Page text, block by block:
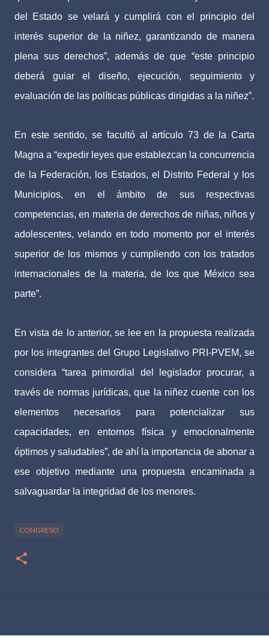
del Estado se velará y cumplirá con el principio del
interés superior de la niñez, garantizando de manera
plena sus derechos”, además de que “este principio
deberá guiar el diseño, ejecución, seguimiento y
evaluación de las políticas públicas dirigidas a la niñez”.
En este sentido, se facultó al artículo 73 de la Carta
Magna a “expedir leyes que establezcan la concurrencia
de la Federación, los Estados, el Distrito Federal y los
Municipios, en el ámbito de sus respectivas
competencias, en materia de derechos de niñas, niños y
adolescentes, velando en todo momento por el interés
superior de los mismos y cumpliendo con los tratados
internacionales de la materia, de los que México sea
parte”.
En vista de lo anterior, se lee en la propuesta realizada
por los integrantes del Grupo Legislativo PRI-PVEM, se
considera “tarea primordial del legislador procurar, a
través de normas jurídicas, que la niñez cuente con los
elementos necesarios para potencializar sus
capacidades, en entornos física y emocionalmente
óptimos y saludables”, de ahí la importancia de abonar a
ese objetivo mediante una propuesta encaminada a
salvaguardar la integridad de los menores.
CONGRESO